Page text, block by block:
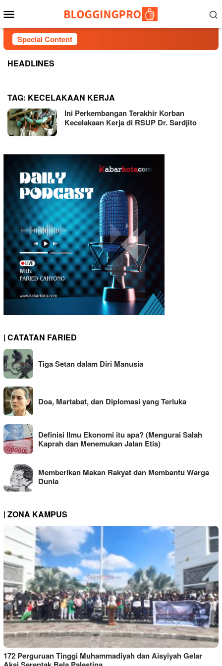
to
contentMenu
Special Content
HEADLINES
TAG: KECELAKAAN KERJA
Ini Perkembangan Terakhir Korban
Kecelakaan Kerja di RSUP Dr. Sardjito
| CATATAN FARIED
Tiga Setan dalam Diri Manusia
Doa, Martabat, dan Diplomasi yang Terluka
Definisi Ilmu Ekonomi itu apa? (Mengurai Salah
Kaprah dan Menemukan Jalan Etis)
Memberikan Makan Rakyat dan Membantu Warga
Dunia
| ZONA KAMPUS
172 Perguruan Tinggi Muhammadiyah dan Aisyiyah Gelar